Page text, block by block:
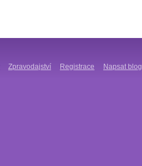
Zpravodajství Registrace Napsat blog